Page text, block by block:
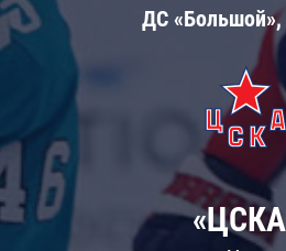
ДС «Большой»,